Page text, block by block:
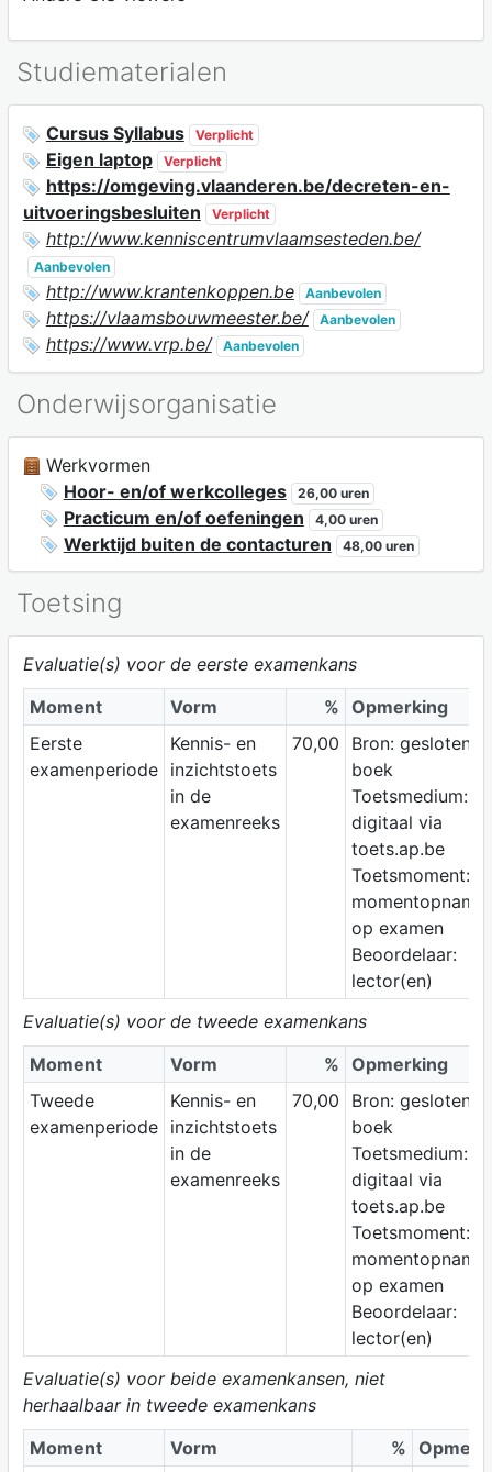
Studiematerialen
Cursus Syllabus Verplicht
Eigen laptop Verplicht
https://omgeving.vlaanderen.be/decreten-en-
uitvoeringsbesluiten
Verplicht
http://www.kenniscentrumvlaamsesteden.be/
Aanbevolen
http://www.krantenkoppen.be Aanbevolen
https://vlaamsbouwmeester.be/ Aanbevolen
https://www.vrp.be/ Aanbevolen
Onderwijsorganisatie
Werkvormen
Hoor- en/of werkcolleges
26,00 uren
Practicum en/of oefeningen 4,00 uren
Werktijd buiten de contacturen 48,00 uren
Toetsing
Evaluatie(s) voor de eerste examenkans
Moment
Vorm % Opmerking
Eerste
examenperiode
Kennis- en
inzichtstoets
in de
examenreeks
70,00
Bron: gesloten
boek
Toetsmedium:
digitaal via
toets.ap.be
Toetsmoment:
momentopname
op examen
Beoordelaar:
lector(en)
Evaluatie(s) voor de tweede examenkans
Moment
Vorm % Opmerking
Tweede
examenperiode
Kennis- en
inzichtstoets
in de
examenreeks
70,00
Bron: gesloten
boek
Toetsmedium:
digitaal via
toets.ap.be
Toetsmoment:
momentopname
op examen
Beoordelaar:
lector(en)
Evaluatie(s) voor beide examenkansen, niet
herhaalbaar in tweede examenkans
Moment
Vorm %